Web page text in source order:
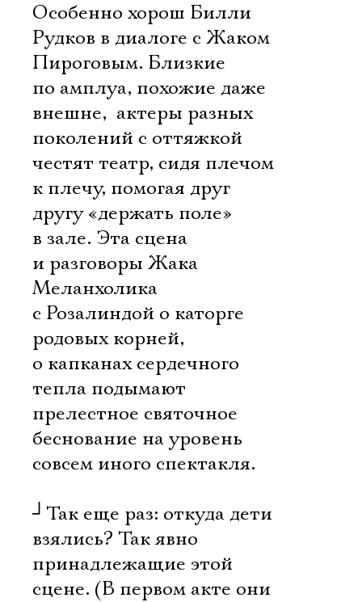
Особенно хорош Билли 
Рудков в диалоге с Жаком 
Пироговым. Близкие
по амплуа, похожие даже
внешне,  актеры разных
поколений с оттяжкой
честят театр, сидя плечом
к плечу, помогая друг
другу «держать поле»
в зале. Эта сцена
и разговоры Жака
Меланхолика
с Розалиндой о каторге
родовых корней,
о капканах сердечного
тепла подымают
прелестное святочное
беснование на уровень
совсем иного спектакля.
┘ Так еще раз: откуда дети
взялись? Так явно
принадлежащие этой
сцене. (В первом акте они